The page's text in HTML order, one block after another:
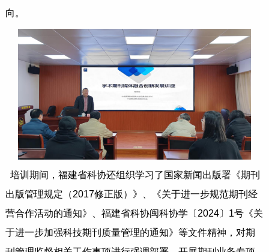
向。
培训期间，福建省科协还组织学习了国家新闻出版署《期刊
出版管理规定（2017修正版）》、《关于进一步规范期刊经
营合作活动的通知》、福建省科协闽科协学〔2024〕1号《关
于进一步加强科技期刊质量管理的通知》等文件精神，对期